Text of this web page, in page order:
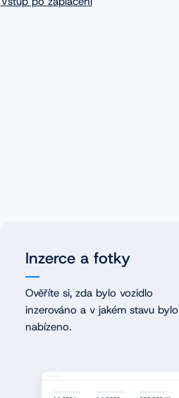
Inzerce a fotky
Ověříte si, zda bylo vozidlo
inzerováno a v jakém stavu bylo
nabízeno.